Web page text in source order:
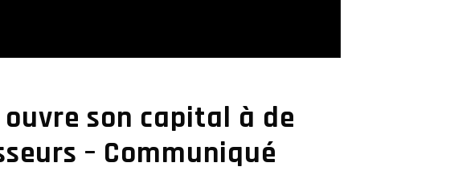
ouvre son capital à de
– Communiqué